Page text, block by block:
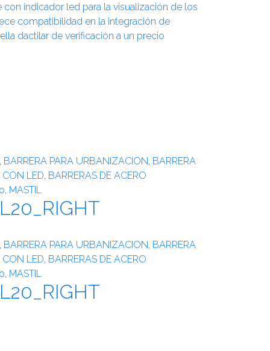
indicador led para la visualización de los
compatibilidad en la integración de
dactilar de verificación a un precio
, BARRERA PARA URBANIZACION, BARRERA
CON LED, BARRERAS DE ACERO
, MASTIL
, BARRERA PARA URBANIZACION, BARRERA
CON LED, BARRERAS DE ACERO
, MASTIL